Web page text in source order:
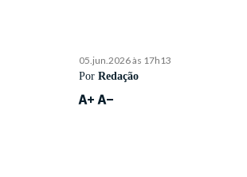
05.jun.2026 às 17h13
PorRedação